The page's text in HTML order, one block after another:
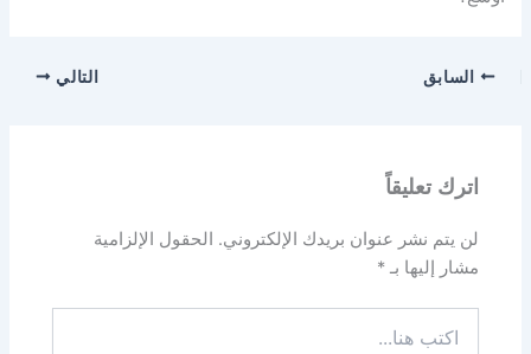
السابق التالي
اترك تعليقاً
لن يتم نشر عنوان بريدك الإلكتروني.
الحقول الإلزامية
مشار إليها بـ*
هنا...